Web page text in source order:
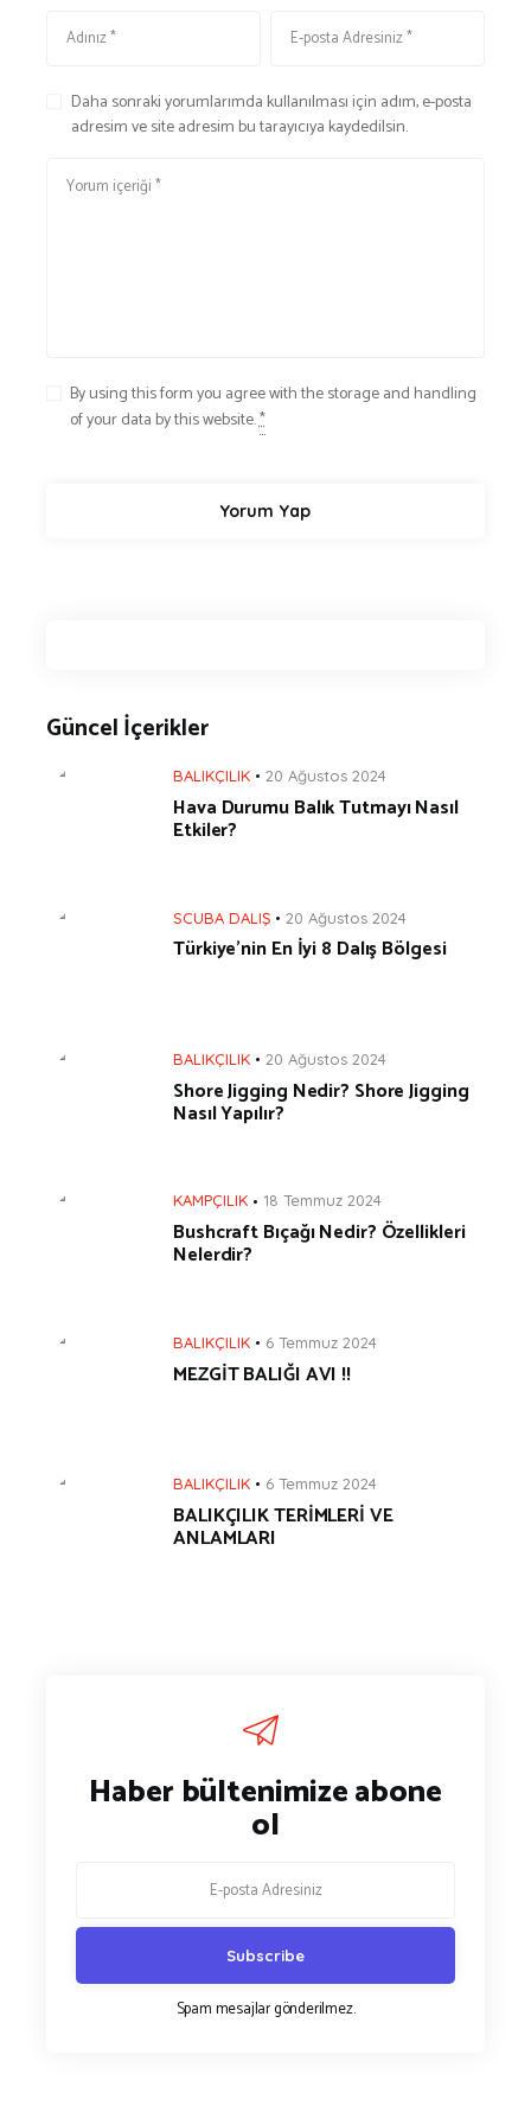
Daha sonraki yorumlarımda kullanılması için adım, e-posta
adresim ve site adresim bu tarayıcıya kaydedilsin.
By using this form you agree with the storage and handling
of your data by this website.*
Güncel İçerikler
BALIKÇILIK 20 Ağustos 2024
Hava Durumu Balık Tutmayı Nasıl
Etkiler?
SCUBA DALIŞ 20 Ağustos 2024
Türkiye’nin En İyi 8 Dalış Bölgesi
BALIKÇILIK 20 Ağustos 2024
Shore Jigging Nedir? Shore Jigging
Nasıl Yapılır?
KAMPÇILIK 18 Temmuz 2024
Bushcraft Bıçağı Nedir? Özellikleri
Nelerdir?
BALIKÇILIK 6 Temmuz 2024
MEZGİT BALIĞI AVI !!
BALIKÇILIK 6 Temmuz 2024
BALIKÇILIK TERİMLERİ VE
ANLAMLARI
Haber bültenimize abone
ol
Spam mesajlar gönderilmez.